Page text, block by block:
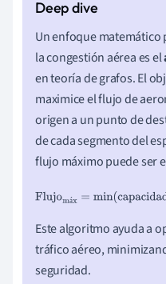
Un enfoque matemático
la congestión aérea es el
en teoría de grafos. El
maximice el flujo de
origen a un punto de
de cada segmento del
flujo máximo puede ser
á
Flujomáx= min(
Este algoritmo ayuda a
tráfico aéreo,
seguridad.